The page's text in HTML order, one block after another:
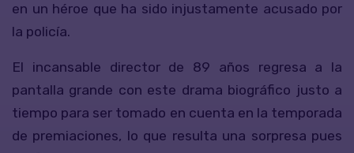
en un héroe que ha sido injustamente acusado por
la policía.
El incansable director de 89 años regresa a la
pantalla grande con este drama biográfico justo a
tiempo para ser tomado en cuenta en la temporada
de premiaciones, lo que resulta una sorpresa pues